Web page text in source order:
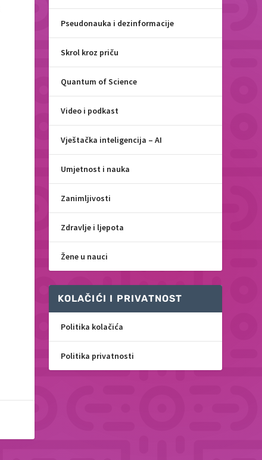
Pseudonauka i dezinformacije
Skrol kroz priču
Quantum of Science
Video i podkast
Vještačka inteligencija – AI
Umjetnost i nauka
Zanimljivosti
Zdravlje i ljepota
Žene u nauci
KOLAČIĆI I PRIVATNOST
Politika kolačića
Politika privatnosti